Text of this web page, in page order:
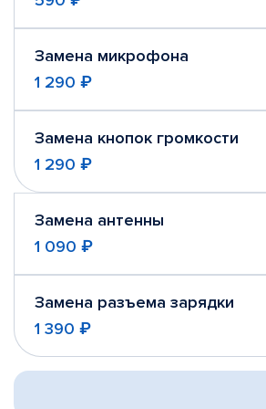
Замена микрофона
1 290 ₽
Замена кнопок громкости
1 290 ₽
Замена антенны
1 090 ₽
Замена разъема зарядки
1 390 ₽